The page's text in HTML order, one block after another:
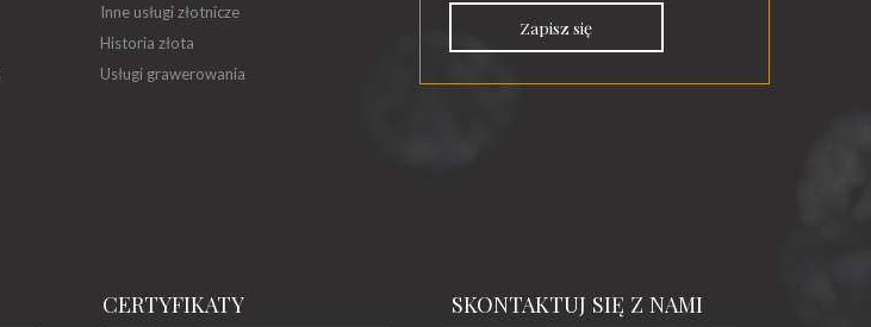
Inne usługi złotnicze
Historia złota
Usługi grawerowania
Zapisz się
CERTYFIKATY SKONTAKTUJ SIĘ Z NAMI